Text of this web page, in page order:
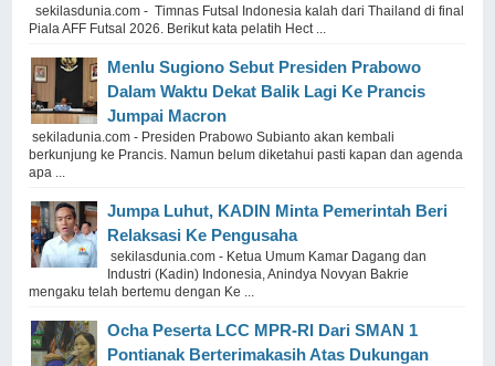
sekilasdunia.com - Timnas Futsal Indonesia kalah dari Thailand di final
Piala AFF Futsal 2026. Berikut kata pelatih Hect ...
Menlu Sugiono Sebut Presiden Prabowo
Dalam Waktu Dekat Balik Lagi Ke Prancis
Jumpai Macron
sekiladunia.com - Presiden Prabowo Subianto akan kembali
berkunjung ke Prancis. Namun belum diketahui pasti kapan dan agenda
apa ...
Jumpa Luhut, KADIN Minta Pemerintah Beri
Relaksasi Ke Pengusaha
sekilasdunia.com - Ketua Umum Kamar Dagang dan
Industri (Kadin) Indonesia, Anindya Novyan Bakrie
mengaku telah bertemu dengan Ke ...
Ocha Peserta LCC MPR-RI Dari SMAN 1
Pontianak Berterimakasih Atas Dukungan